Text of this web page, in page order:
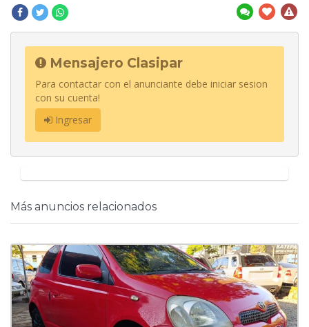
Mensajero Clasipar
Para contactar con el anunciante debe iniciar sesion
con su cuenta!
Ingresar
Más anuncios relacionados